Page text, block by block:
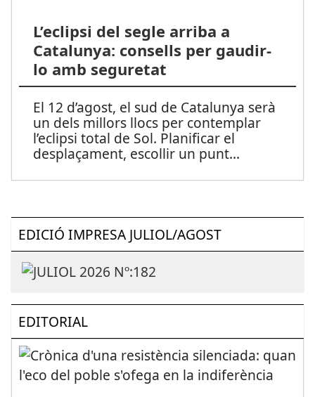
L’eclipsi del segle arriba a
Catalunya: consells per gaudir-
lo amb seguretat
El 12 d’agost, el sud de Catalunya serà
un dels millors llocs per contemplar
l’eclipsi total de Sol. Planificar el
desplaçament, escollir un punt...
EDICIÓ IMPRESA JULIOL/AGOST
EDITORIAL